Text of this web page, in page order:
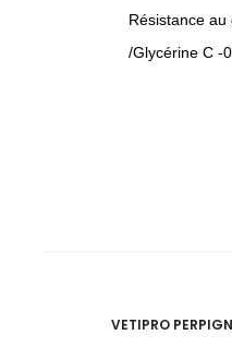
Résistance
/Glycérine C -
VETIPRO